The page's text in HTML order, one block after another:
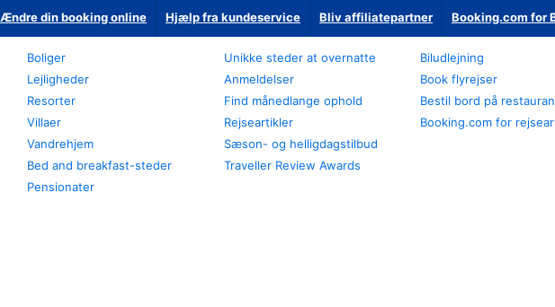
Ændre din booking online Hjælp fra kundeservice Bliv affiliatepartner Booking.com for
Boliger
Lejligheder
Resorter
Villaer
Vandrehjem
Bed and breakfast-steder
Pensionater
Unikke steder at overnatte
Anmeldelser
Find månedlange ophold
Rejseartikler
Sæson- og helligdagstilbud
Traveller Review Awards
Biludlejning
Book flyrejser
Bestil bord på
Booking.com for